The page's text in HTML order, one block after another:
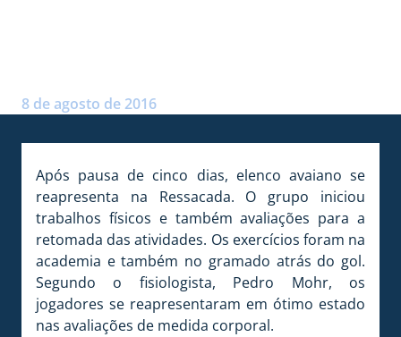
8 de agosto de 2016
Após pausa de cinco dias, elenco avaiano se
reapresenta na Ressacada. O grupo iniciou
trabalhos físicos e também avaliações para a
retomada das atividades. Os exercícios foram na
academia e também no gramado atrás do gol.
Segundo o fisiologista, Pedro Mohr, os
jogadores se reapresentaram em ótimo estado
nas avaliações de medida corporal.